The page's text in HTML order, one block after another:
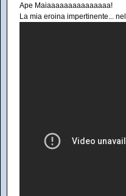
Ape Maiaaaaaaaaaaaaaaa!
La mia eroina impertinente...